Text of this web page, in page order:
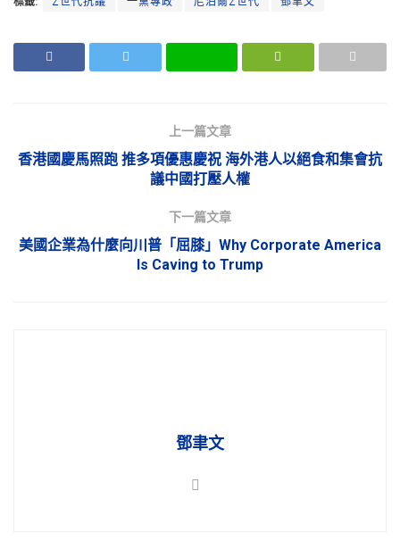
上一篇文章
香港國慶馬照跑 推多項優惠慶祝 海外港人以絕食和集會抗
議中國打壓人權
下一篇文章
美國企業為什麼向川普「屈膝」Why Corporate America
Is Caving to Trump
鄧聿文